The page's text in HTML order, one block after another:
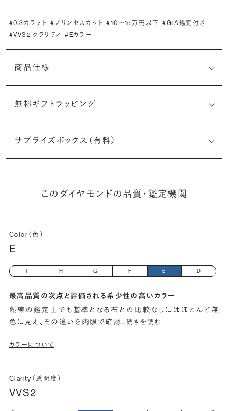
#0.3カラット #プリンセスカット #10〜15万円以下 #GIA鑑定付き
#VVS2 クラリティ
#Eカラー
商品仕様
無料ギフトラッピング
サプライズボックス（有料）
このダイヤモンドの品質・鑑定機関
Color（色）
E
H G F E D
最高品質の次点と評価される希少性の高いカラー
熟練の鑑定士でも基準となる石との比較なしにはほとんど無
色に見え、その違いを肉眼で確認…続きを読む
カラーについて
Clarity（透明度）
VVS2